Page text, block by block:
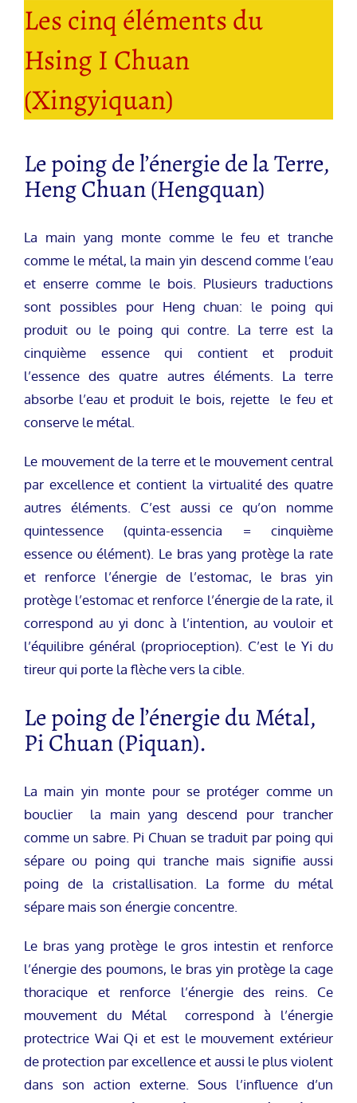
Les cinq éléments du
Hsing I Chuan
(Xingyiquan)
Le poing de l’énergie de la Terre,
Heng Chuan (Hengquan)
La main yang monte comme le feu et tranche
comme le métal, la main yin descend comme l’eau
et enserre comme le bois. Plusieurs traductions
sont possibles pour Heng chuan: le poing qui
produit ou le poing qui contre. La terre est la
cinquième essence qui contient et produit
l’essence des quatre autres éléments. La terre
absorbe l’eau et produit le bois, rejette le feu et
conserve le métal.
Le mouvement de la terre et le mouvement central
par excellence et contient la virtualité des quatre
autres éléments. C’est aussi ce qu’on nomme
quintessence (quinta-essencia = cinquième
essence ou élément). Le bras yang protège la rate
et renforce l’énergie de l’estomac, le bras yin
protège l’estomac et renforce l’énergie de la rate, il
correspond au yi donc à l’intention, au vouloir et
l’équilibre général (proprioception). C’est le Yi du
tireur qui porte la flèche vers la cible.
Le poing de l’énergie du Métal,
Pi Chuan (Piquan).
La main yin monte pour se protéger comme un
bouclier la main yang descend pour trancher
comme un sabre. Pi Chuan se traduit par poing qui
sépare ou poing qui tranche mais signifie aussi
poing de la cristallisation. La forme du métal
sépare mais son énergie concentre.
Le bras yang protège le gros intestin et renforce
l’énergie des poumons, le bras yin protège la cage
thoracique et renforce l’énergie des reins. Ce
mouvement du Métal correspond à l’énergie
protectrice Wai Qi et est le mouvement extérieur
de protection par excellence et aussi le plus violent
dans son action externe. Sous l’influence d’un